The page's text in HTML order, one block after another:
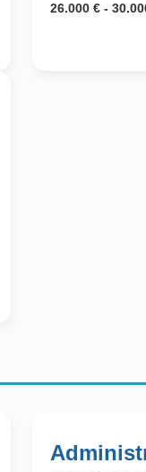
26.000 € -